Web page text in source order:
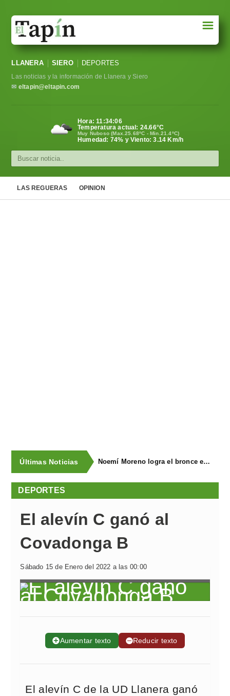
Sociedad
Política
Cultura
☰
LLANERA SIERO DEPORTES
Las noticias y la información de Llanera y Siero
✉ eltapin@eltapin.com
Hora:11:34:06
Temperatura actual: 24.66°C
Muy Nuboso (Max.25.68ºC - Min.21.4ºC)
Humedad: 74% y Viento: 3.14 Km/h
LAS REGUERAS OPINION
Últimas Noticias Noemí Moreno logra el bronce en el XXX Biatlón Ciudad de Gijón
DEPORTES
El alevín C ganó al
Covadonga B
Sábado 15 de Enero del 2022 a las 00:00
➕Aumentar texto ➖Reducir texto
El alevín C de la UD Llanera ganó